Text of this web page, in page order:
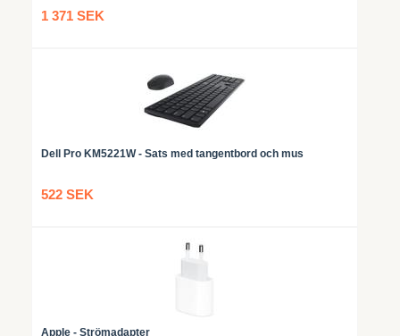
1 371 SEK
Dell Pro KM5221W - Sats med tangentbord och mus
522 SEK
Apple - Strömadapter